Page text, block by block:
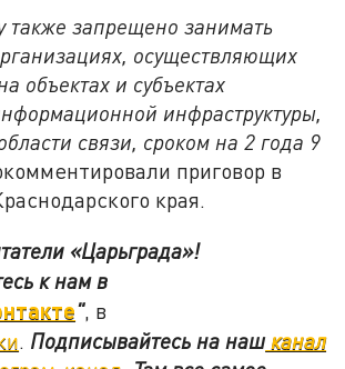
также запрещено занимать
осуществляющих
объектах и субъектах
инфраструктуры,
связи, сроком на 2 года 9
приговор в
края.
«Царьграда»!
к нам в
", в
Подписывайтесь на нашканал